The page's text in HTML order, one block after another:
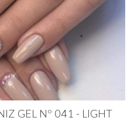
GEL Nº 041 - LIGHT